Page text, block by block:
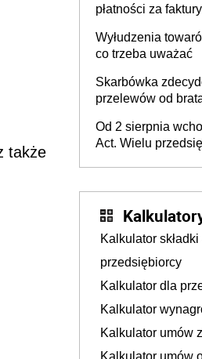
także
płatności za
Wyłudzenia
co trzeba uważać
Skarbówka
przelewów od
darowizna, ale
Od 2 sierpnia
Act. Wielu
Kalkulator
przedsiębiorcy
Kalkulator dla
Kalkulator
Kalkulator umów
Kalkulator umów